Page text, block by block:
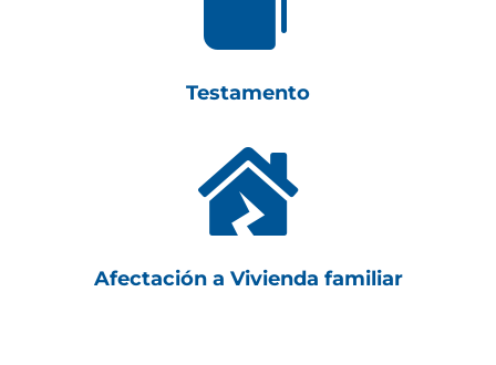
Testamento

Afectación a Vivienda familiar